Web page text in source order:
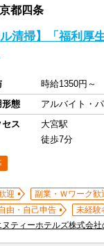
都四条
ル清掃】「福利厚
時給1350円～
形態
アルバイト・
セス
大宮駅
徒歩7分
迎 副業・Ｗワーク歓
由・自己申告
未経験
ヌティーホテルズ株式会